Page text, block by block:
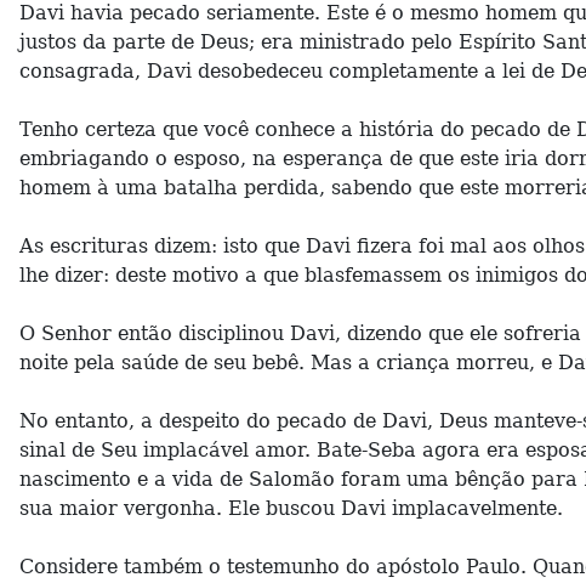
Davi havia pecado seriamente. Este é o mesmo homem
justos da parte de Deus; era ministrado pelo Espírito
consagrada, Davi desobedeceu completamente a lei de
Tenho certeza que você conhece a história do pecado
embriagando o esposo, na esperança de que este iria
homem à uma batalha perdida, sabendo que este
As escrituras dizem: isto que Davi fizera foi mal aos
lhe dizer: deste motivo a que blasfemassem os inimigos
O Senhor então disciplinou Davi, dizendo que ele
noite pela saúde de seu bebê. Mas a criança morreu, e
No entanto, a despeito do pecado de Davi, Deus
sinal de Seu implacável amor. Bate-Seba agora era
nascimento e a vida de Salomão foram uma bênção
sua maior vergonha. Ele buscou Davi implacavelmente.
Considere também o testemunho do apóstolo Paulo.